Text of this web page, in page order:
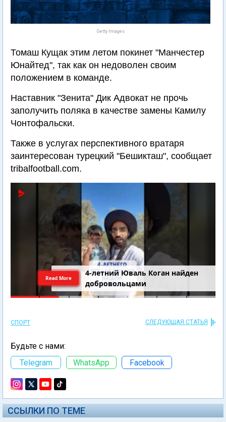
Getty Images
Томаш Кущак этим летом покинет "Манчестер
Юнайтед", так как он недоволен своим
положением в команде.
Наставник "Зенита" Дик Адвокат не прочь
заполучить поляка в качестве замены Камилу
Чонтофальски.
Также в услугах перспективного вратаря
заинтересован турецкий "Бешикташ", сообщает
tribalfootball.com.
4-летний Юваль Коган найден
добровольцами
Read More
СПОРТ СЛЕДУЮЩАЯ СТАТЬЯ
Будьте с нами:
Telegram
WhatsApp Facebook
ССЫЛКИ ПО ТЕМЕ